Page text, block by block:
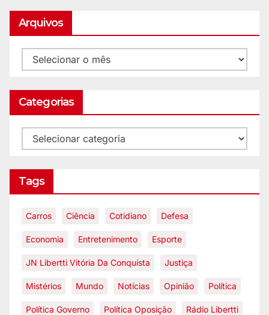
Arquivos
Categorias
Tags
Carros Ciência Cotidiano Defesa
Economia Entretenimento Esporte
JN Libertti Vitória Da Conquista Justiça
Mistérios Mundo Notícias Opinião Política
Política Governo Política Oposição Rádio Libertti